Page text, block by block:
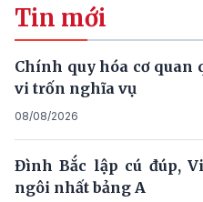
Tin mới
Chính quy hóa cơ quan
vi trốn nghĩa vụ
08/08/2026
Đình Bắc lập cú đúp,
ngôi nhất bảng A